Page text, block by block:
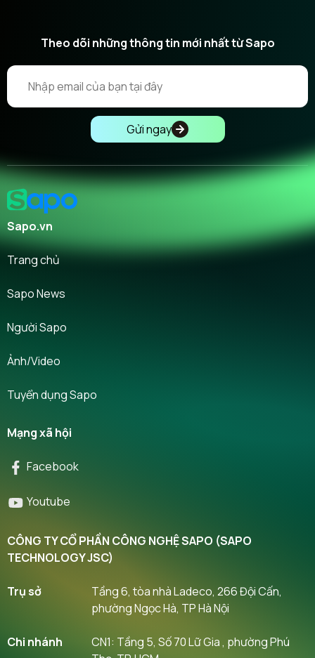
Theo dõi những thông tin mới nhất từ Sapo
Gửi ngay
Sapo.vn
Trang chủ
Sapo News
Người Sapo
Ảnh/Video
Tuyển dụng Sapo
Mạng xã hội
Facebook
Youtube
CÔNG TY CỔ PHẦN CÔNG NGHỆ SAPO (SAPO
TECHNOLOGY JSC)
Trụ sở
Tầng 6, tòa nhà Ladeco, 266 Đội Cấn,
phường Ngọc Hà, TP Hà Nội
Chi nhánh
CN1: Tầng 5, Số 70 Lữ Gia , phường Phú